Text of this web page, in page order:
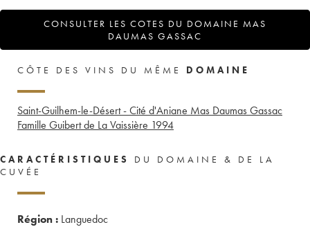
CONSULTER LES COTES DU DOMAINE MAS
DAUMAS GASSAC
CÔTE DES VINS DU MÊME DOMAINE
Saint-Guilhem-le-Désert - Cité d'Aniane Mas Daumas Gassac
Famille Guibert de La Vaissière 1994
CARACTÉRISTIQUES
DU DOMAINE & DE LA
CUVÉE
Région : Languedoc